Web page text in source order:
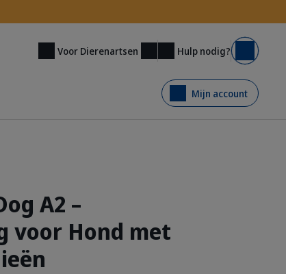
Voor Dierenartsen Hulp nodig? Mand
Mijn account
A2 –
voor Hond met